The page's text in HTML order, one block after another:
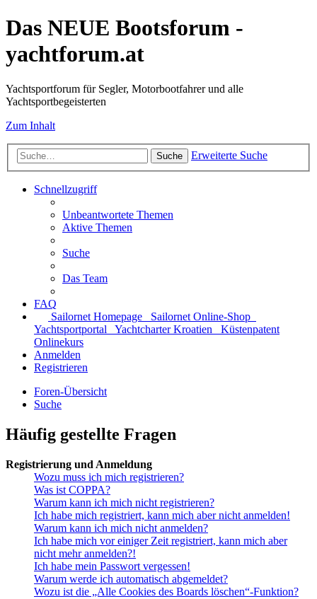
Das NEUE Bootsforum -
yachtforum.at
Yachtsportforum für Segler, Motorbootfahrer und alle
Yachtsportbegeisterten
Zum Inhalt
Suche Erweiterte Suche
Schnellzugriff
Unbeantwortete Themen
Aktive Themen
Suche
Das Team
FAQ
Sailornet Homepage
Sailornet Online-Shop
Yachtsportportal
Yachtcharter Kroatien
Küstenpatent
Onlinekurs
Anmelden
Registrieren
Foren-Übersicht
Suche
Häufig gestellte Fragen
Registrierung und Anmeldung
Wozu muss ich mich registrieren?
Was ist COPPA?
Warum kann ich mich nicht registrieren?
Ich habe mich registriert, kann mich aber nicht anmelden!
Warum kann ich mich nicht anmelden?
Ich habe mich vor einiger Zeit registriert, kann mich aber
nicht mehr anmelden?!
Ich habe mein Passwort vergessen!
Warum werde ich automatisch abgemeldet?
Wozu ist die „Alle Cookies des Boards löschen“-Funktion?